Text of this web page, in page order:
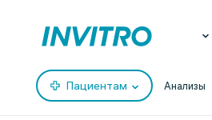
Пациентам Анализы